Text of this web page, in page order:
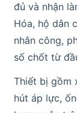
đủ và nhận
Hóa, hộ dân
nhân công,
số chốt từ
Thiết bị gồm
hút áp lực,